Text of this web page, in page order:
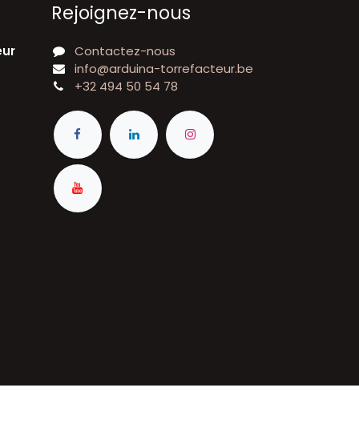
Rejoignez-nous
Contactez-nous
info@arduina-torrefacteur.be
+32 494 50 54 78